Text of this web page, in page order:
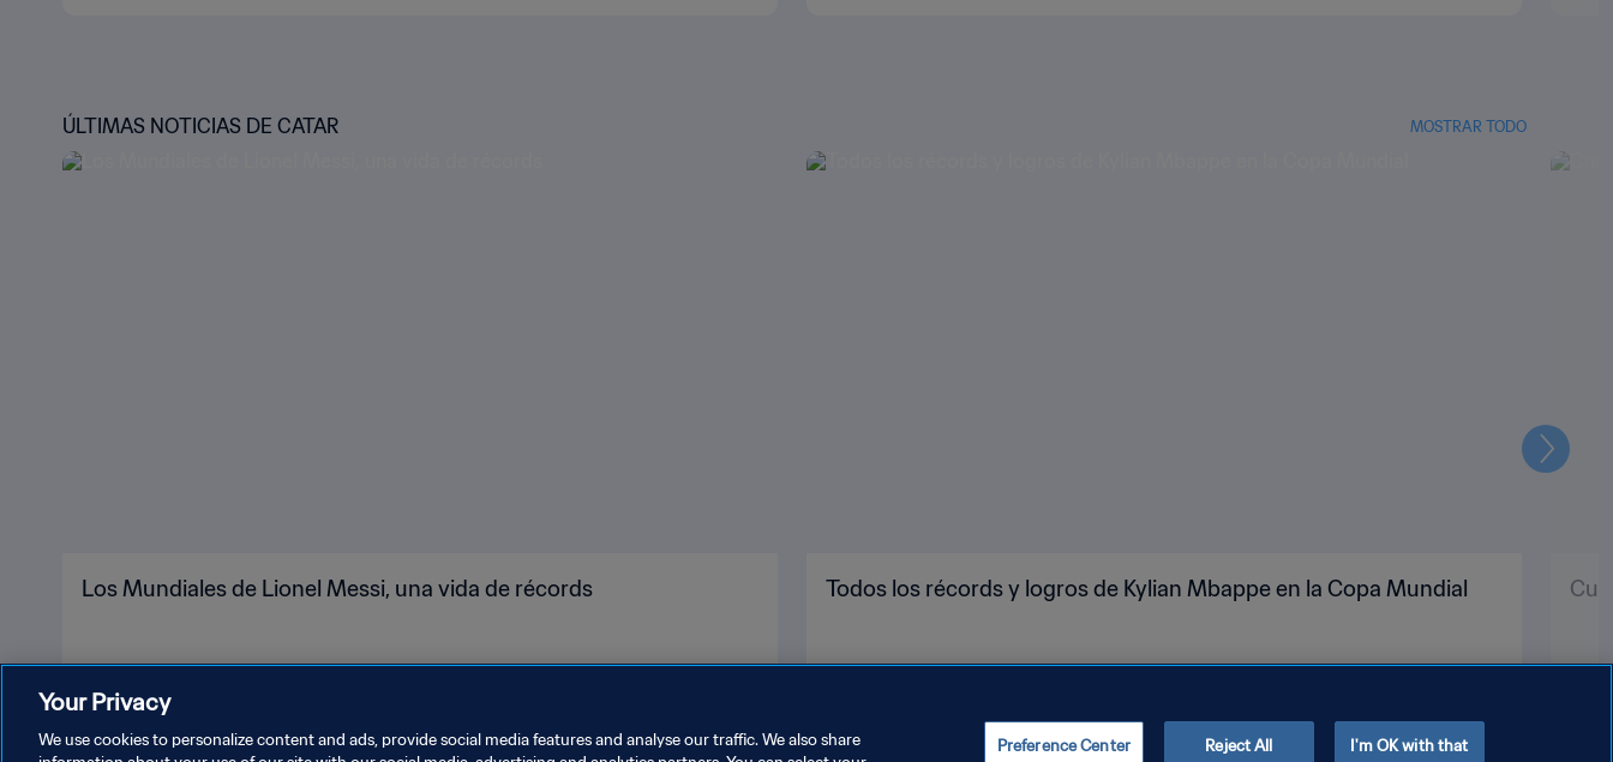
ÚLTIMAS NOTICIAS DE CATAR MOSTRAR TODO
Los Mundiales de Lionel Messi, una vida de récords Todos los récords y logros de Kylian Mbappe en la Copa Mundial
Your Privacy
We use cookies to personalize content and ads, provide social media features and analyse our traffic. We also share
Preference Center Reject All I'm OK with that